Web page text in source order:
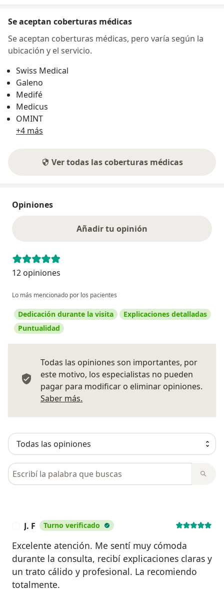
Se aceptan coberturas médicas
Se aceptan coberturas médicas, pero varía según la
ubicación y el servicio.
Swiss Medical
Galeno
Medifé
Medicus
OMINT
+4 más
Ver todas las coberturas médicas
Opiniones
Añadir tu opinión
12 opiniones
Lo más mencionado por los pacientes
Dedicación durante la visita
Explicaciones detalladas
Puntualidad
Todas las opiniones son importantes, por
este motivo, los especialistas no pueden
pagar para modificar o eliminar opiniones.
Saber más.
Busca en opiniones
J. F Turno verificado
Excelente atención. Me sentí muy cómoda
durante la consulta, recibí explicaciones claras y
un trato cálido y profesional. La recomiendo
totalmente.